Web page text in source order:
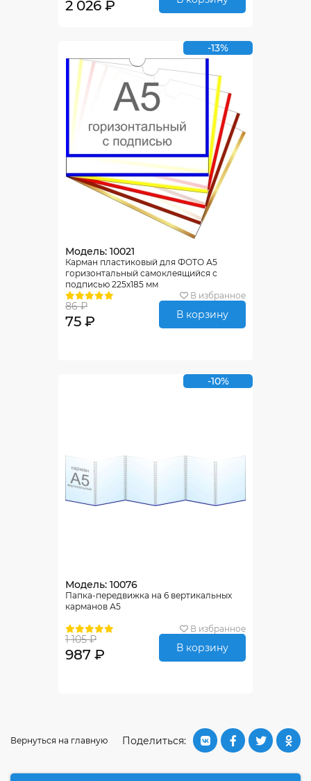
2 026 ₽
-13%
Модель: 10021
Карман пластиковый для ФОТО А5
горизонтальный самоклеящийся с
подписью 225х185 мм
В избранное
86 ₽
75 ₽ В корзину
-10%
Модель: 10076
Папка-передвижка на 6 вертикальных
карманов А5
В избранное
1 105 ₽
987 ₽ В корзину
Поделиться:
Вернуться на главную